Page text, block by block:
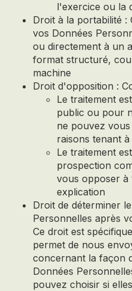
l'exercice ou la
Droit à la portabilité
vos Données
ou directement à un
format structuré,
machine
Droit d'opposition :
Le traitement
public ou pour
ne pouvez
raisons tenant
Le traitement
prospection
vous opposer à
explication
Droit de déterminer
Personnelles après
Ce droit est
permet de nous
concernant la façon
Données
pouvez choisir si